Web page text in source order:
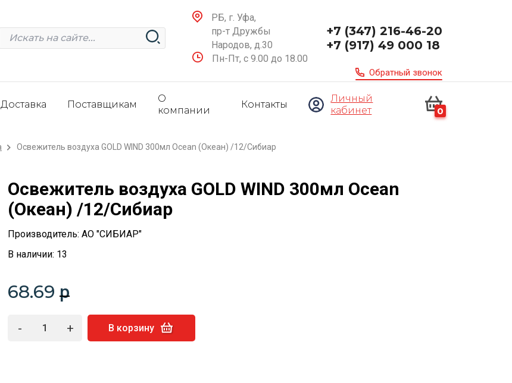
РБ, г. Уфа,
пр-т Дружбы
Народов, д.30
Пн-Пт, с 9.00 до 18.00
+7 (347) 216-46-20
+7 (917) 49 000 18
Обратный звонок
Доставка Поставщикам
О
компании
Контакты
Личный
кабинет
0
Освежитель воздуха GOLD WIND 300мл Оcean (Океан) /12/Сибиар
Освежитель воздуха GOLD WIND 300мл Оcean
(Океан) /12/Сибиар
Производитель: АО "СИБИАР"
В наличии: 13
68.69 p
- + В корзину